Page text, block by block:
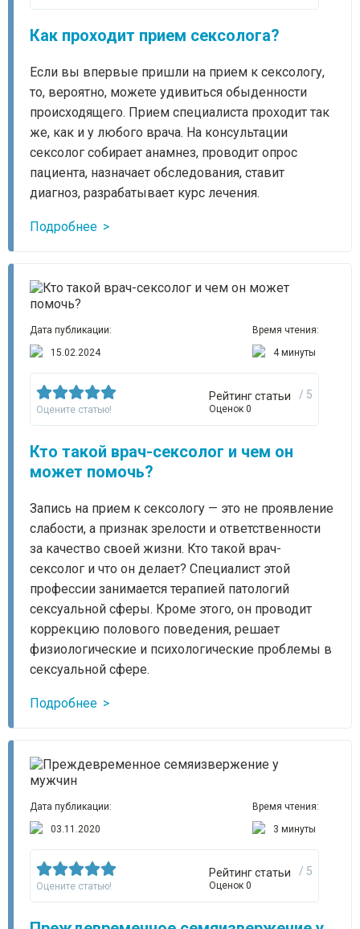
Как проходит прием сексолога?
Если вы впервые пришли на прием к сексологу,
то, вероятно, можете удивиться обыденности
происходящего. Прием специалиста проходит так
же, как и у любого врача. На консультации
сексолог собирает анамнез, проводит опрос
пациента, назначает обследования, ставит
диагноз, разрабатывает курс лечения.
Подробнее
Дата публикации:
15.02.2024
Время чтения:
4 минуты
Оцените статью!
Рейтинг статьи / 5
Оценок 0
Кто такой врач-сексолог и чем он
может помочь?
Запись на прием к сексологу — это не проявление
слабости, а признак зрелости и ответственности
за качество своей жизни. Кто такой врач-
сексолог и что он делает? Специалист этой
профессии занимается терапией патологий
сексуальной сферы. Кроме этого, он проводит
коррекцию полового поведения, решает
физиологические и психологические проблемы в
сексуальной сфере.
Подробнее
Дата публикации:
03.11.2020
Время чтения:
3 минуты
Оцените статью!
Рейтинг статьи / 5
Оценок 0